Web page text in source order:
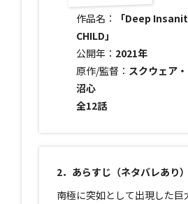
作品名：
「Deep
CHILD」
公開年： 2021年
原作/監督： スクウェア
沼心
全12話
2．あらすじ（ネタバレあり）
南極に突如として出現した巨